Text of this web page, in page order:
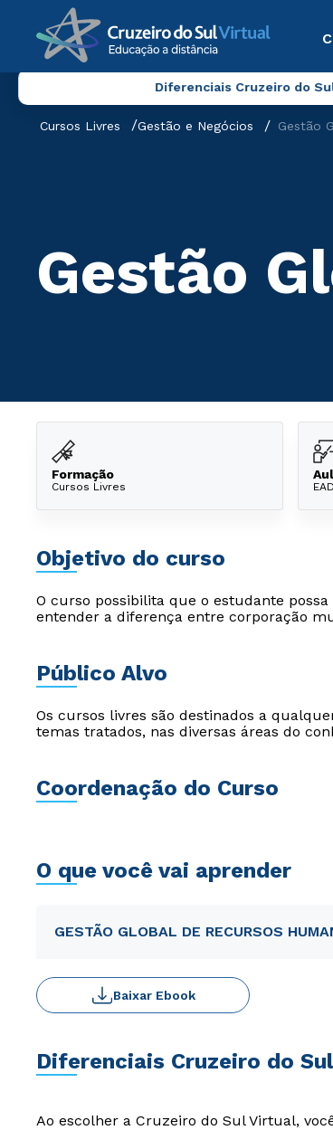
Diferenciais Cruzeiro do
Cursos Livres Gestão e Negócios Gestão
Gestão
Formação
Cursos Livres
Objetivo do curso
O curso possibilita que o estudante
entender a diferença entre corporação
Público Alvo
Os cursos livres são destinados a
temas tratados, nas diversas áreas do
Coordenação do Curso
O que você vai aprender
GESTÃO GLOBAL DE RECURSOS
Baixar Ebook
Diferenciais Cruzeiro do Sul
Ao escolher a Cruzeiro do Sul Virtual,